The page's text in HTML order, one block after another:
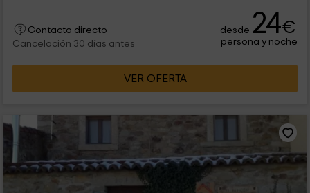
Contacto directo
Cancelación 30 días antes
desde 24€
persona y noche
VER OFERTA